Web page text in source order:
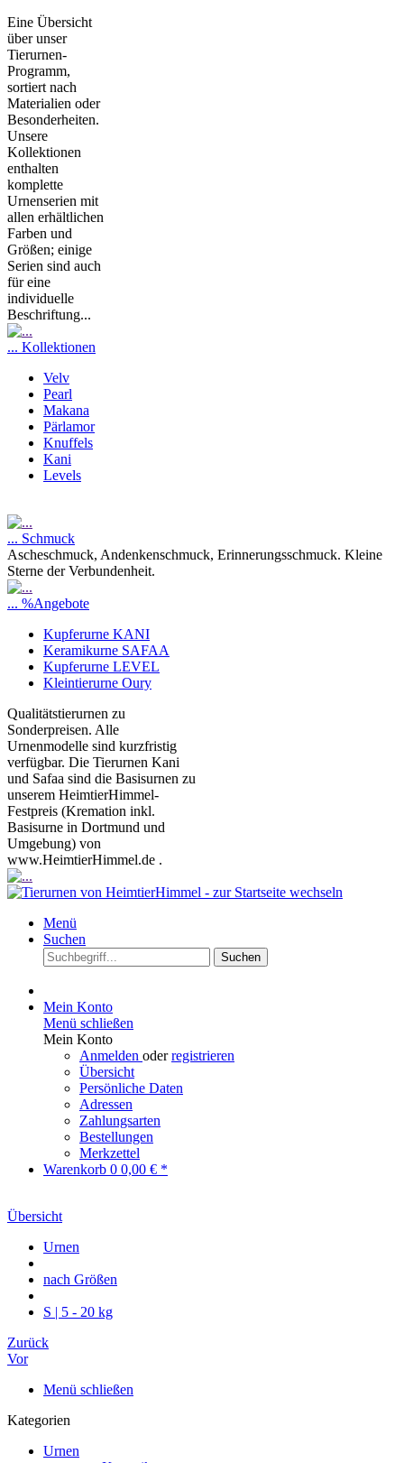
Eine Übersicht
über unser
Tierurnen-
Programm,
sortiert nach
Materialien oder
Besonderheiten.
Unsere
Kollektionen
enthalten
komplette
Urnenserien mit
allen erhältlichen
Farben und
Größen; einige
Serien sind auch
für eine
individuelle
Beschriftung...
... Kollektionen
Velv
Pearl
Makana
Pärlamor
Knuffels
Kani
Levels
... Schmuck
Ascheschmuck, Andenkenschmuck, Erinnerungsschmuck. Kleine
Sterne der Verbundenheit.
... %Angebote
Kupferurne KANI
Keramikurne SAFAA
Kupferurne LEVEL
Kleintierurne Oury
Qualitätstierurnen zu
Sonderpreisen. Alle
Urnenmodelle sind kurzfristig
verfügbar. Die Tierurnen Kani
und Safaa sind die Basisurnen zu
unserem HeimtierHimmel-
Festpreis (Kremation inkl.
Basisurne in Dortmund und
Umgebung) von
www.HeimtierHimmel.de .
Menü
Suchen
Suchen
Mein Konto
Menü schließen
Mein Konto
Anmelden oderregistrieren
Übersicht
Persönliche Daten
Adressen
Zahlungsarten
Bestellungen
Merkzettel
Warenkorb 0 0,00 € *
Übersicht
Urnen
nach Größen
S | 5 - 20 kg
Zurück
Vor
Menü schließen
Kategorien
Urnen